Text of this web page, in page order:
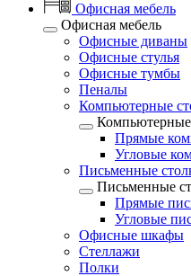
Офисная мебель
Офисная мебель
Офисные диваны
Офисные стулья
Офисные тумбы
Пеналы
Компьютерные
Прямые
Угловые
Письменные
Письменные
Прямые
Угловые
Офисные шкафы
Стеллажи
Полки